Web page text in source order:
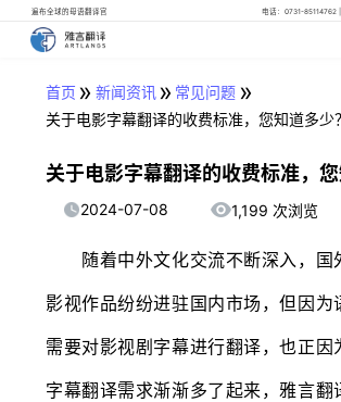
遍布全球的母语翻译官 电话：0731-85114762
首页 » 新闻资讯» 常见问题 »
关于电影字幕翻译的收费标准，您知道多少？
关于电影字幕翻译的收费标准，您
2024-07-08 1,199 次浏览
随着中外文化交流不断深入，国
影视作品纷纷进驻国内市场，但因为
需要对影视剧字幕进行翻译，也正因
字幕翻译需求渐渐多了起来，雅言翻